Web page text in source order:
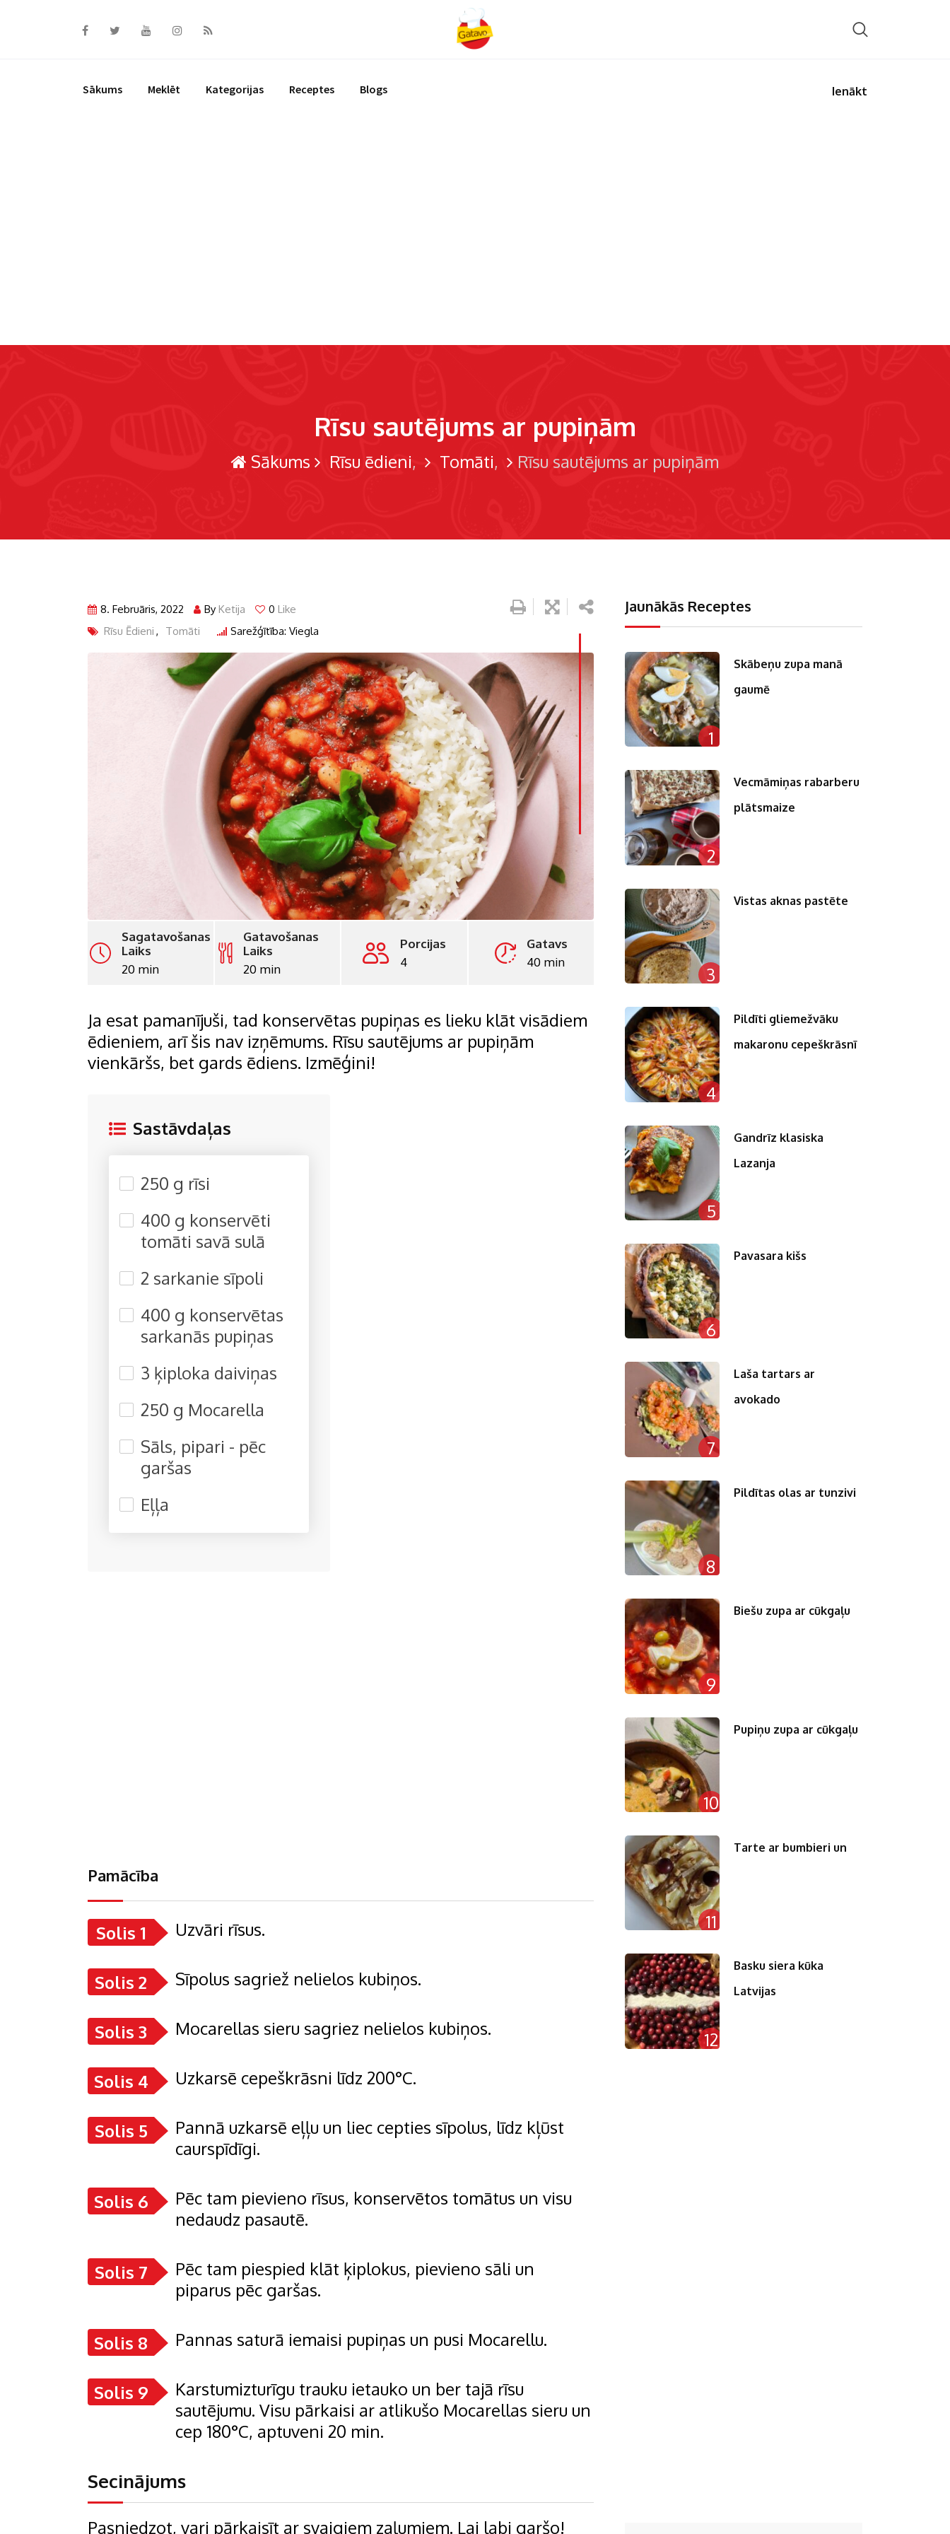
Sākums Meklēt Kategorijas Receptes Blogs Ienākt
Rīsu sautējums ar pupiņām
Sākums Rīsu ēdieni Tomāti Rīsu sautējums ar pupiņām
8. Februāris, 2022 By Ketija 0 Like
Rīsu Ēdieni , Tomāti Sarežģītība: Viegla
LinkedIn
Whatsapp
Pinterest
Sagatavošanas
Laiks
20 min
Gatavošanas
Laiks
20 min
Porcijas
4
Gatavs
40 min
Ja esat pamanījuši, tad konservētas pupiņas es lieku klāt visādiem
ēdieniem, arī šis nav izņēmums. Rīsu sautējums ar pupiņām
vienkāršs, bet gards ēdiens. Izmēģini!
Sastāvdaļas
250 g rīsi
400 g konservēti
tomāti savā sulā
2 sarkanie sīpoli
400 g konservētas
sarkanās pupiņas
3 ķiploka daiviņas
250 g Mocarella
Sāls, pipari - pēc
garšas
Eļļa
Pamācība
Solis 1 Uzvāri rīsus.
Solis 2 Sīpolus sagriež nelielos kubiņos.
Solis 3 Mocarellas sieru sagriez nelielos kubiņos.
Solis 4 Uzkarsē cepeškrāsni līdz 200°C.
Solis 5
Pannā uzkarsē eļļu un liec cepties sīpolus, līdz kļūst
caurspīdīgi.
Solis 6
Pēc tam pievieno rīsus, konservētos tomātus un visu
nedaudz pasautē.
Solis 7
Pēc tam piespied klāt ķiplokus, pievieno sāli un
piparus pēc garšas.
Solis 8 Pannas saturā iemaisi pupiņas un pusi Mocarellu.
Solis 9
Karstumizturīgu trauku ietauko un ber tajā rīsu
sautējumu. Visu pārkaisi ar atlikušo Mocarellas sieru un
cep 180°C, aptuveni 20 min.
Secinājums
Pasniedzot, vari pārkaisīt ar svaigiem zaļumiem. Lai labi garšo!
Jaunākās Receptes
1
Skābeņu zupa manā
gaumē
2
Vecmāmiņas rabarberu
plātsmaize
3
Vistas aknas pastēte
4
Pildīti gliemežvāku
makaronu cepeškrāsnī
5
Gandrīz klasiska
Lazanja
6
Pavasara kišs
7
Laša tartars ar
avokado
8
Pildītas olas ar tunzivi
9
Biešu zupa ar cūkgaļu
10
Pupiņu zupa ar cūkgaļu
11
Tarte ar bumbieri un
12
Basku siera kūka
Latvijas